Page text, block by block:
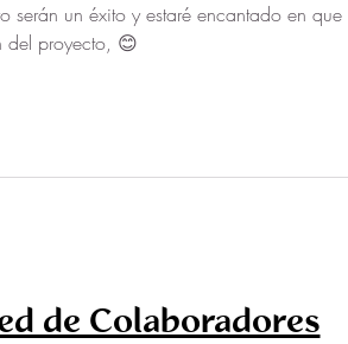
serán un éxito y estaré encantado en que
del proyecto, 😊
de Colaboradores